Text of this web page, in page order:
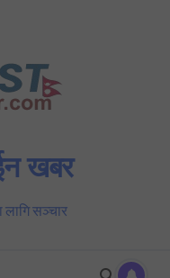
खबर
लागि सञ्चार